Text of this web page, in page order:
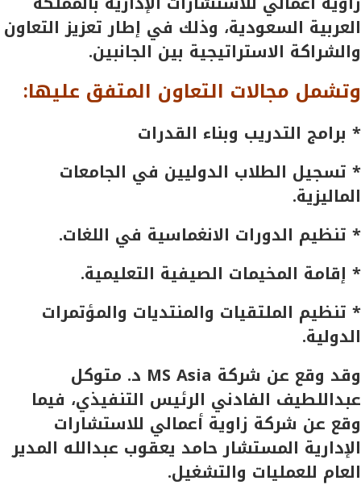
العربية السعودية، وذلك في إطار تعزيز التعاون
والشراكة الاستراتيجية بين الجانبين.
وتشمل مجالات التعاون المتفق عليها:
* برامج التدريب وبناء القدرات
* تسجيل الطلاب الدوليين في الجامعات
الماليزية.
* تنظيم الدورات الانغماسية في اللغات.
* إقامة المخيمات الصيفية التعليمية.
* تنظيم الملتقيات والمنتديات والمؤتمرات
الدولية.
وقد وقع عن شركة MS Asia د. متوكل
عبداللطيف الفادني الرئيس التنفيذي، فيما
وقع عن شركة زاوية أعمالي للاستشارات
الإدارية المستشار حامد يعقوب عبدالله المدير
العام للعمليات والتشغيل.